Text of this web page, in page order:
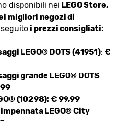
disponibili nei LEGO Store,
migliori negozi di
seguitoi prezzi consigliati:
LEGO® DOTS (41951): €
grande LEGO® DOTS
(10298): € 99,99
LEGO® City